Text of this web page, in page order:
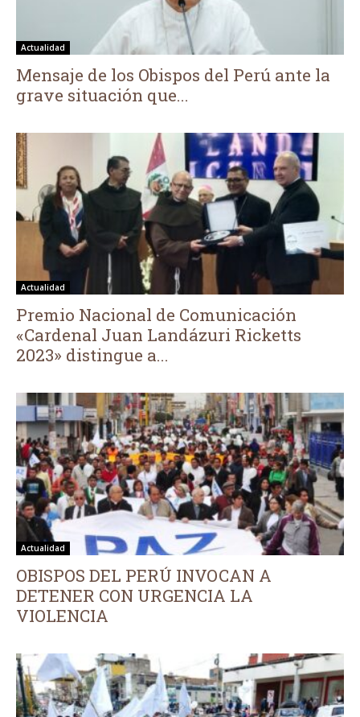
Actualidad
Mensaje de los Obispos del Perú ante la
grave situación que...
Actualidad
Premio Nacional de Comunicación
«Cardenal Juan Landázuri Ricketts
2023» distingue a...
Actualidad
OBISPOS DEL PERÚ INVOCAN A
DETENER CON URGENCIA LA
VIOLENCIA